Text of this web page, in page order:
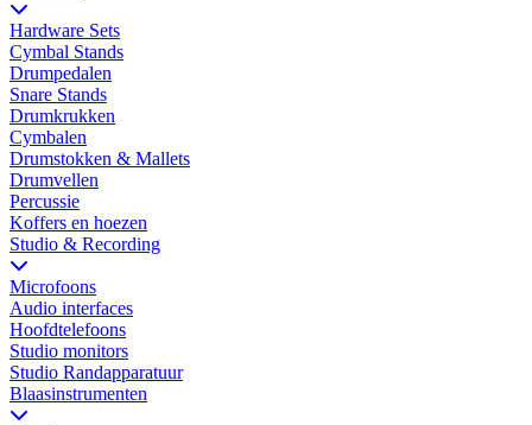
Hardware Sets
Cymbal Stands
Drumpedalen
Snare Stands
Drumkrukken
Cymbalen
Drumstokken & Mallets
Drumvellen
Percussie
Koffers en hoezen
Studio & Recording
Microfoons
Audio interfaces
Hoofdtelefoons
Studio monitors
Studio Randapparatuur
Blaasinstrumenten